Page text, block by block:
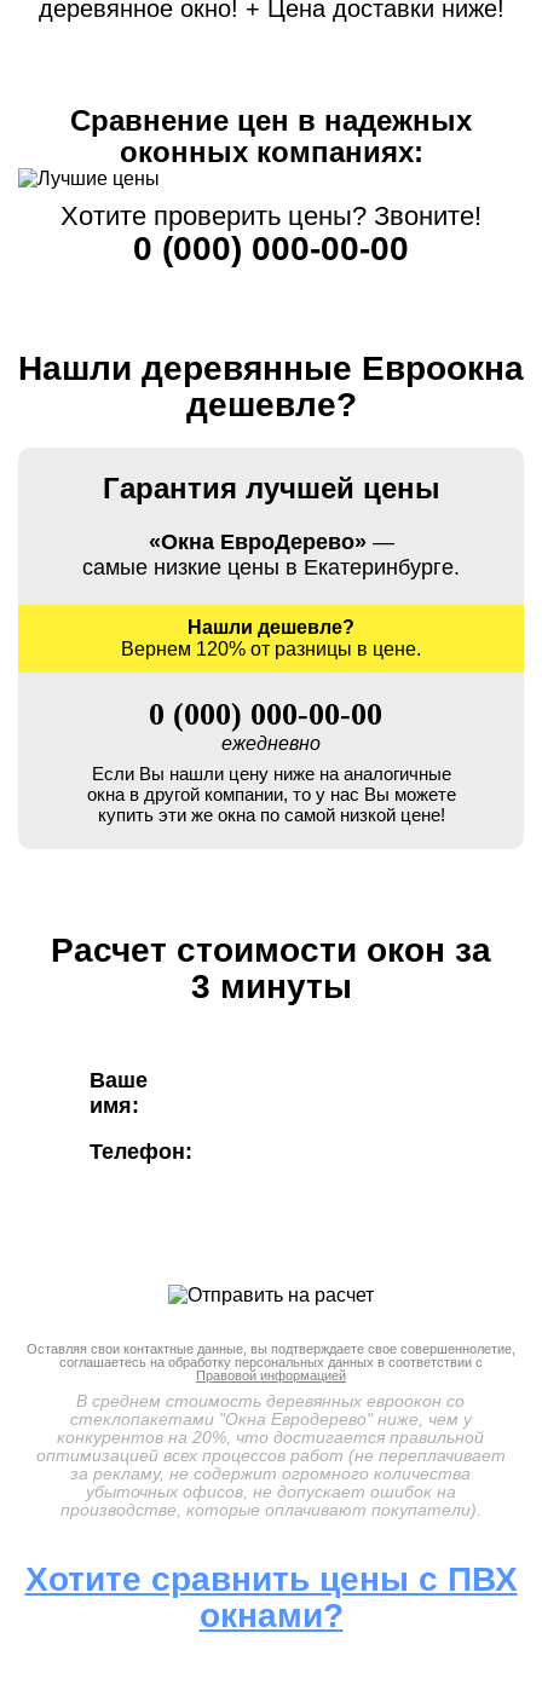
деревянное окно! + Цена доставки ниже!
Сравнение цен в надежных
оконных компаниях:
Хотите проверить цены? Звоните!
0 (000) 000-00-00
Нашли деревянные Евроокна
дешевле?
Гарантия лучшей цены
«Окна ЕвроДерево»—
самые низкие цены в Екатеринбурге.
Нашли дешевле?
Вернем 120% от разницы в цене.
0 (000) 000-00-00
ежедневно
Если Вы нашли цену ниже на аналогичные
окна в другой компании, то у нас Вы можете
купить эти же окна по самой низкой цене!
Расчет стоимости окон за
3 минуты
Ваше
имя:
Телефон:
Оставляя свои контактные данные, вы подтверждаете свое совершеннолетие,
соглашаетесь на обработку персональных данных в соответствии с
Правовой информацией
В среднем стоимость деревянных евроокон со
стеклопакетами "Окна Евродерево" ниже, чем у
конкурентов на 20%, что достигается правильной
оптимизацией всех процессов работ (не переплачивает
за рекламу, не содержит огромного количества
убыточных офисов, не допускает ошибок на
производстве, которые оплачивают покупатели).
Хотите сравнить цены с ПВХ
окнами?